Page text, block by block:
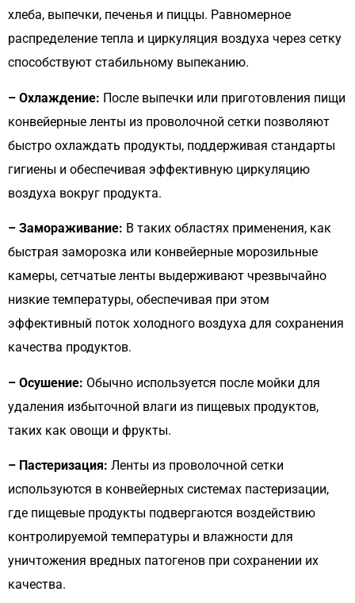
хлеба, выпечки, печенья и пиццы. Равномерное
распределение тепла и циркуляция воздуха через сетку
способствуют стабильному выпеканию.
– Охлаждение: После выпечки или приготовления пищи
конвейерные ленты из проволочной сетки позволяют
быстро охлаждать продукты, поддерживая стандарты
гигиены и обеспечивая эффективную циркуляцию
воздуха вокруг продукта.
– Замораживание: В таких областях применения, как
быстрая заморозка или конвейерные морозильные
камеры, сетчатые ленты выдерживают чрезвычайно
низкие температуры, обеспечивая при этом
эффективный поток холодного воздуха для сохранения
качества продуктов.
– Осушение: Обычно используется после мойки для
удаления избыточной влаги из пищевых продуктов,
таких как овощи и фрукты.
– Пастеризация: Ленты из проволочной сетки
используются в конвейерных системах пастеризации,
где пищевые продукты подвергаются воздействию
контролируемой температуры и влажности для
уничтожения вредных патогенов при сохранении их
качества.